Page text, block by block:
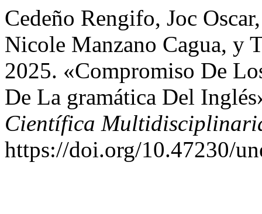
Cedeño Rengifo, Joc
Nicole Manzano Cagua, y
2025. «Compromiso De
De La gramática Del
Científica
https://doi.org/10.47230/